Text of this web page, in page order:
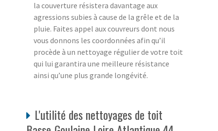
la couverture résistera davantage aux
agressions subies à cause de la grêle et de la
pluie. Faites appel aux couvreurs dont nous
vous donnons les coordonnées afin qu’il
procède à un nettoyage régulier de votre toit
qui lui garantira une meilleure résistance
ainsi qu’une plus grande longévité.
L'utilité des nettoyages de toit